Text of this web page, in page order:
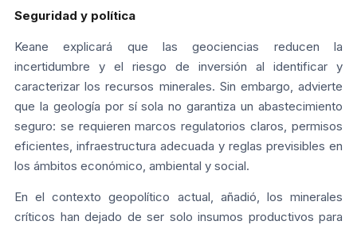
Seguridad y política
Keane explicará que las geociencias reducen la
incertidumbre y el riesgo de inversión al identificar y
caracterizar los recursos minerales. Sin embargo, advierte
que la geología por sí sola no garantiza un abastecimiento
seguro: se requieren marcos regulatorios claros, permisos
eficientes, infraestructura adecuada y reglas previsibles en
los ámbitos económico, ambiental y social.
En el contexto geopolítico actual, añadió, los minerales
críticos han dejado de ser solo insumos productivos para